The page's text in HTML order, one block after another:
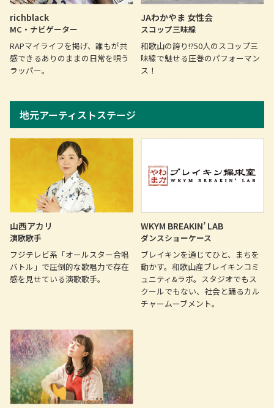
richblack
MC・ナビゲーター
RAPマイライフを掲げ、誰もが共
感できるありのままの日常を唄う
ラッパー。
JAわかやま 女性会
スコップ三味線
和歌山の誇り!?50人のスコップ三
味線で魅せる圧巻のパフォーマン
ス！
地元アーティストステージ
山西アカリ
演歌歌手
フジテレビ系「オールスター合唱
バトル」で圧倒的な歌唱力で存在
感を見せている演歌歌手。
WKYM BREAKIN’ LAB
ダンスショーケース
ブレイキンを通じてひと、まちを
動かす。和歌山産ブレイキンコミ
ュニティ&ラボ。スタジオでもス
クールでもない、社会と踊るカル
チャームーブメント。